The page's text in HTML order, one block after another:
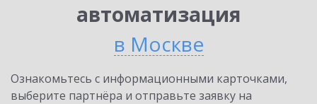
автоматизация
в Москве
Ознакомьтесь с информационными карточками,
выберите партнёра и отправьте заявку на